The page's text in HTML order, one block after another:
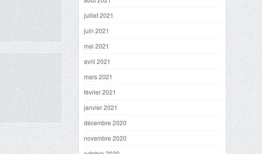
juillet 2021
juin 2021
mai 2021
avril 2021
mars 2021
février 2021
janvier 2021
décembre 2020
novembre 2020